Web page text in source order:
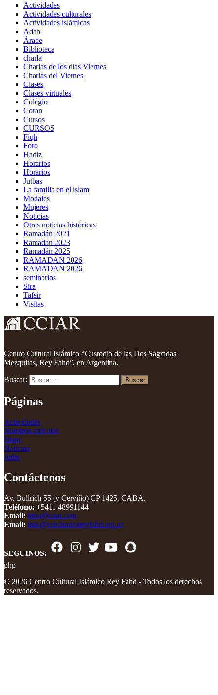
Actividades
Actividades culturales
Actividades islámicas
Adab
Árabe
Biblioteca
charla
Charlas de los dias Viernes
Charlas del Viernes
Clases
Clases virtuales
Colegio
Coran
Cursos
CURSOS
Fiqh
Foro
Hadiz
Horarios
Horarios
Jutbas
La familia en el islam
Modales
Mujeres
Noticias
Otras noticias históricas
Ramadán 2021
Ramadan 2023
Ramadán 2025
RAMADAN 2026
RAMADAN 2026
seminarios
Sira
Tafsir
Visitas
Centro Cultural Islámico “Custodio de las Dos Sagradas
Mezquitas, Rey Fahd”, en Argentina.
Buscar:
Páginas
Actividades
Nuestros artículos
Islam
Noticias
Jutba
Contáctenos
Av. Bullrich 55 (y Cerviño) CP 1425, CABA.
Teléfono: +5411 48991144
Email: info@cciar.com
Email: info@ccislamicoreyfahd.org.ar
SEGUINOS:
php
© 2026 Centro Cultural Islámico Rey Fahd - Todos los derechos
reservados.